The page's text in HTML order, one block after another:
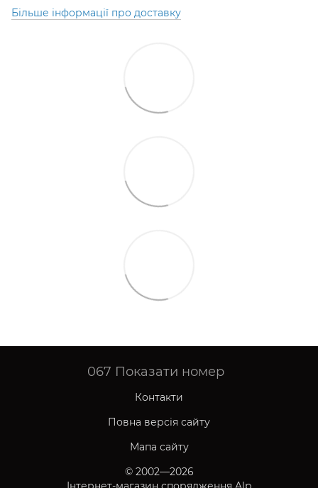
Більше інформації про доставку
067 Показати номер
Контакти
Повна версія сайту
Мапа сайту
© 2002—2026